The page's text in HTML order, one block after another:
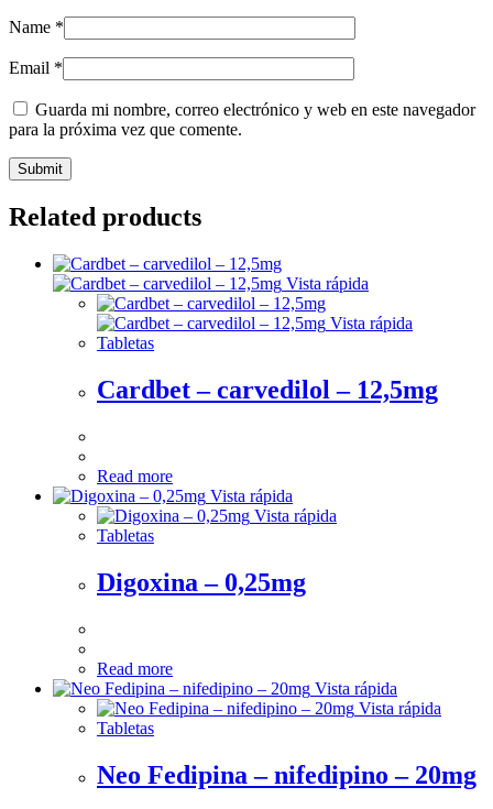
Name *
Email *
Guarda mi nombre, correo electrónico y web en este navegador
para la próxima vez que comente.
Related products
Vista rápida
Vista rápida
Tabletas
Cardbet – carvedilol – 12,5mg
Read more
Vista rápida
Vista rápida
Tabletas
Digoxina – 0,25mg
Read more
Vista rápida
Vista rápida
Tabletas
Neo Fedipina – nifedipino – 20mg